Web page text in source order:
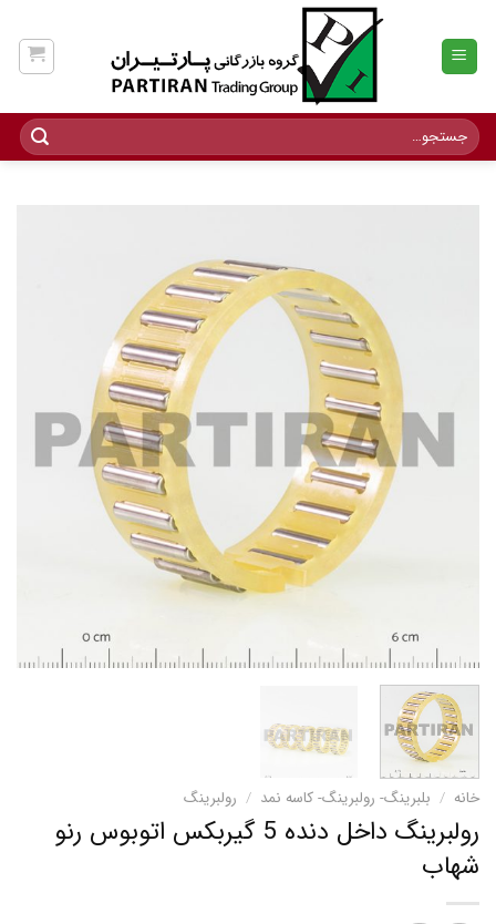
content
جستجو
برای:
خانه / بلبرینگ- رولبرینگ- کاسه نمد / رولبرینگ
رولبرینگ داخل دنده 5 گیربکس اتوبوس رنو
شهاب